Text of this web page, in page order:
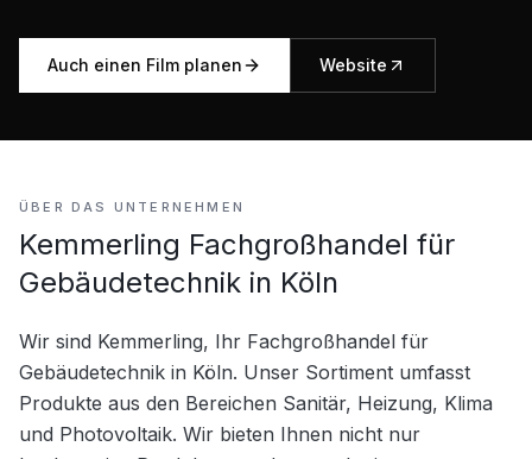
Auch einen Film planen Website
ÜBER DAS UNTERNEHMEN
Kemmerling Fachgroßhandel für
Gebäudetechnik in Köln
Wir sind Kemmerling, Ihr Fachgroßhandel für
Gebäudetechnik in Köln. Unser Sortiment umfasst
Produkte aus den Bereichen Sanitär, Heizung, Klima
und Photovoltaik. Wir bieten Ihnen nicht nur